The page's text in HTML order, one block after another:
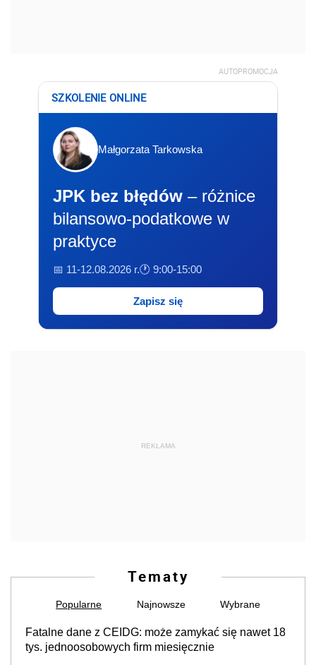
AUTOPROMOCJA
SZKOLENIE ONLINE
Małgorzata Tarkowska
JPK bez błędów – różnice
bilansowo-podatkowe w
praktyce
📅 11-12.08.2026 r.🕐 9:00-15:00
Zapisz się
REKLAMA
Tematy
Popularne Najnowsze Wybrane
Fatalne dane z CEIDG: może zamykać się nawet 18
tys. jednoosobowych firm miesięcznie